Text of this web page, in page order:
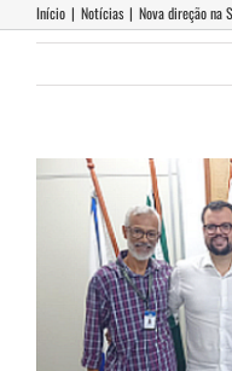
Início | Notícias | Nova direção na
View